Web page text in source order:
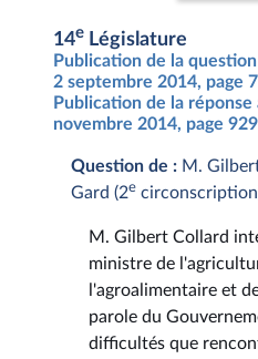
14e Législature
Publication de la
2 septembre 2014, page
Publication de la
novembre 2014, page
Question de : M.
Gard (2e
M. Gilbert Collard
ministre de
l'agroalimentaire et
parole du
difficultés que